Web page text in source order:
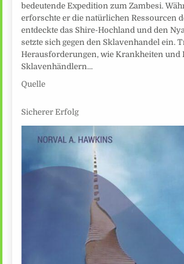
bedeutende Expedition zum Zambesi.
erforschte er die natürlichen Ressourcen
entdeckte das Shire-Hochland und den
setzte sich gegen den Sklavenhandel ein.
Herausforderungen, wie Krankheiten
Sklavenhändlern…
Quelle
Sicherer Erfolg